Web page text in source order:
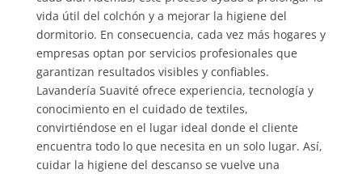
vida útil del colchón y a mejorar la higiene del
dormitorio. En consecuencia, cada vez más hogares y
empresas optan por servicios profesionales que
garantizan resultados visibles y confiables.
Lavandería Suavité ofrece experiencia, tecnología y
conocimiento en el cuidado de textiles,
convirtiéndose en el lugar ideal donde el cliente
encuentra todo lo que necesita en un solo lugar. Así,
cuidar la higiene del descanso se vuelve una